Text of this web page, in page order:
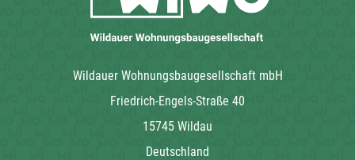
Wildauer Wohnungsbaugesellschaft mbH
Friedrich-Engels-Straße 40
15745 Wildau
Deutschland